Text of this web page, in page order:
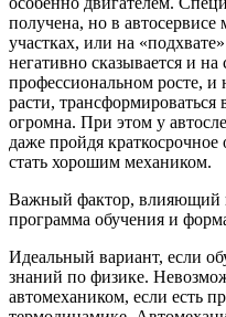
получена, но в
участках, или на
негативно сказывается и
профессиональном росте,
расти, трансформироваться
огромна. При этом у
даже пройдя
стать хорошим механиком.
Важный фактор, влияющий
программа обучения и
Идеальный вариант, если
знаний по физике.
автомехаником, если есть